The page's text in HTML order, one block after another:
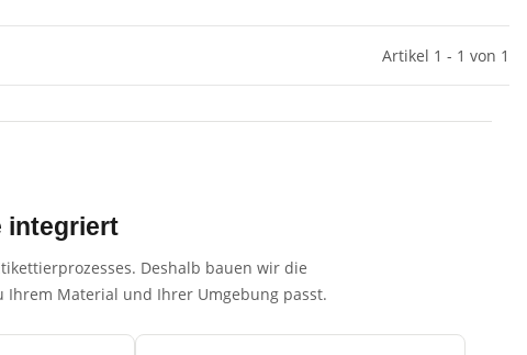
Artikel 1 - 1 von 1
integriert
Deshalb bauen wir die
Material und Ihrer Umgebung passt.